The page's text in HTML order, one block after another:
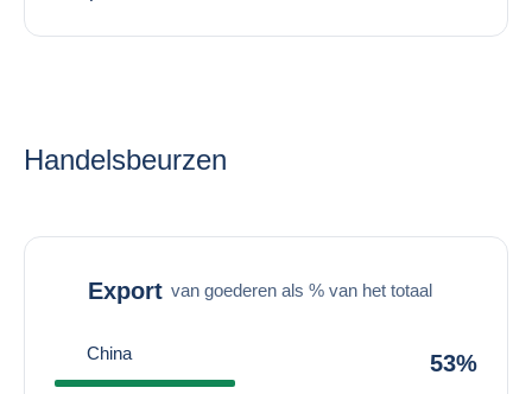
Handelsbeurzen
Export van goederen als % van het totaal
China 53%